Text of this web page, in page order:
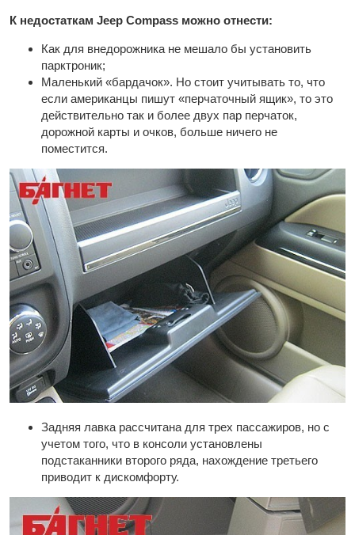
К недостаткам Jeep Compass можно отнести:
Как для внедорожника не мешало бы установить
парктроник;
Маленький «бардачок». Но стоит учитывать то, что
если американцы пишут «перчаточный ящик», то это
действительно так и более двух пар перчаток,
дорожной карты и очков, больше ничего не
поместится.
Задняя лавка рассчитана для трех пассажиров, но с
учетом того, что в консоли установлены
подстаканники второго ряда, нахождение третьего
приводит к дискомфорту.